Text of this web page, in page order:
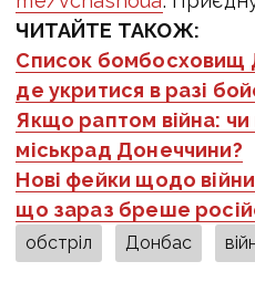
ЧИТАЙТЕ ТАКОЖ:
Список бомбосховищ
де укритися в разі
Якщо раптом війна: чи
міськрад Донеччини?
Нові фейки щодо
що зараз бреше
обстріл Донбас